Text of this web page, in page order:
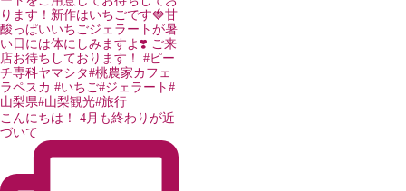
こんにちは！ 4月も終わりが近
づいて